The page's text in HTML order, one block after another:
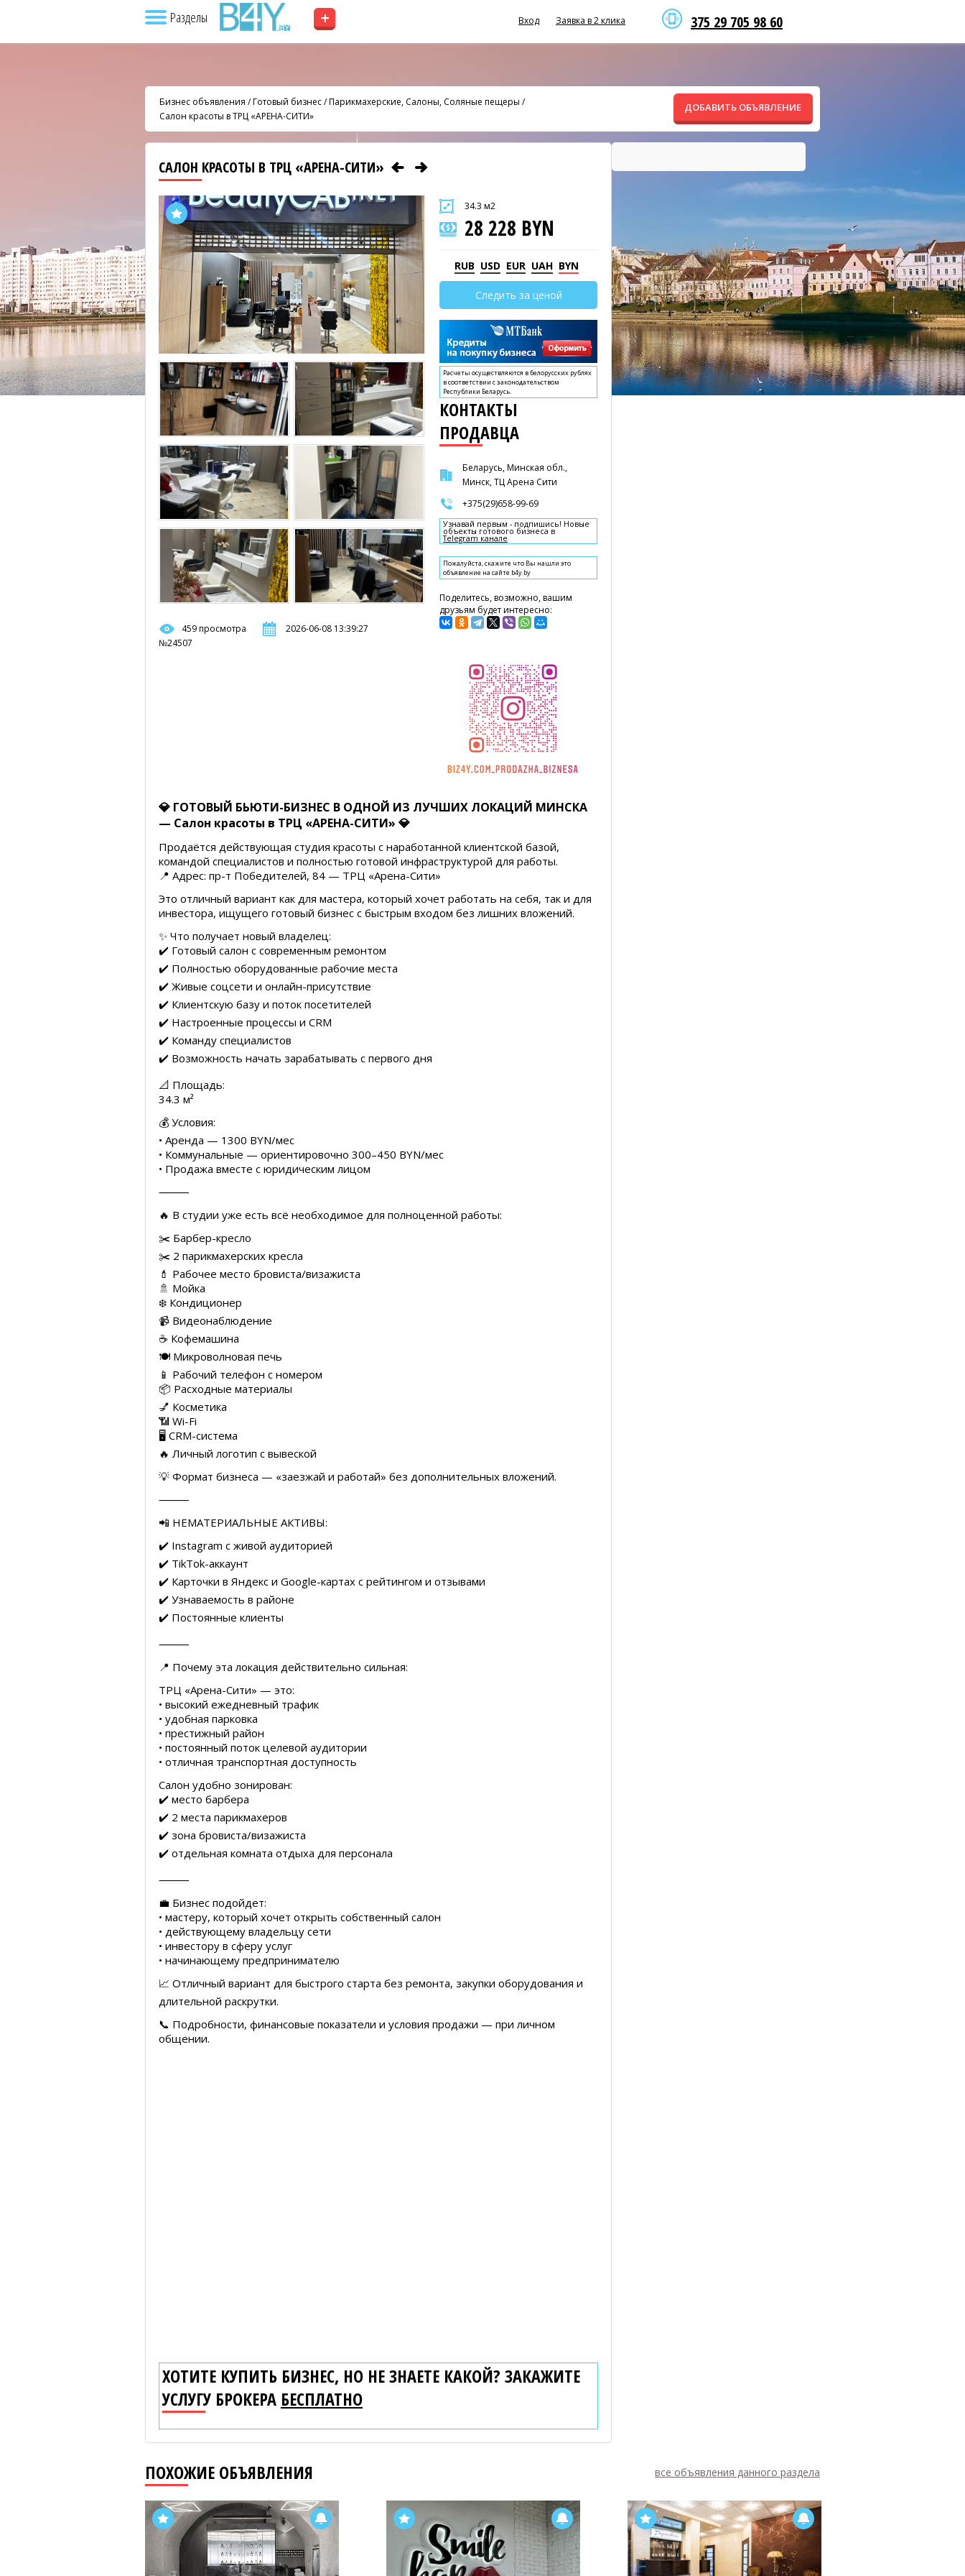
Разделы + 375 29 705 98 60
Вход Заявка в 2 клика
Бизнес объявления /Готовый бизнес/Парикмахерские, Салоны, Соляные пещеры /
Салон красоты в ТРЦ «АРЕНА-СИТИ»
ДОБАВИТЬ ОБЪЯВЛЕНИЕ
САЛОН КРАСОТЫ В ТРЦ «АРЕНА-СИТИ»
459 просмотра
2026-06-08 13:39:27
№24507
34.3 м2
28 228 BYN
RUB USD EUR UAH BYN
Следить за ценой
Расчеты осуществляются в белорусских рублях
в соответствии с законодательством
Республики Беларусь.
КОНТАКТЫ
ПРОДАВЦА
Беларусь, Минская обл.,
Минск, ТЦ Арена Сити
+375(29)658-99-69
Узнавай первым - подпишись! Новые
объекты готового бизнеса в
Telegram канале
Пожалуйста, скажите что Вы нашли это
объявление на сайте b4y.by
Поделитесь, возможно, вашим
друзьям будет интересно:
💎 ГОТОВЫЙ БЬЮТИ-БИЗНЕС В ОДНОЙ ИЗ ЛУЧШИХ ЛОКАЦИЙ МИНСКА
— Салон красоты в ТРЦ «АРЕНА-СИТИ» 💎
Продаётся действующая студия красоты с наработанной клиентской базой,
командой специалистов и полностью готовой инфраструктурой для работы.
📍 Адрес: пр-т Победителей, 84 — ТРЦ «Арена-Сити»
Это отличный вариант как для мастера, который хочет работать на себя, так и для
инвестора, ищущего готовый бизнес с быстрым входом без лишних вложений.
✨ Что получает новый владелец:
✔️ Готовый салон с современным ремонтом
✔️ Полностью оборудованные рабочие места
✔️ Живые соцсети и онлайн-присутствие
✔️ Клиентскую базу и поток посетителей
✔️ Настроенные процессы и CRM
✔️ Команду специалистов
✔️ Возможность начать зарабатывать с первого дня
📐 Площадь:
34.3 м²
💰 Условия:
• Аренда — 1300 BYN/мес
• Коммунальные — ориентировочно 300–450 BYN/мес
• Продажа вместе с юридическим лицом
⸻
🔥 В студии уже есть всё необходимое для полноценной работы:
✂️ Барбер-кресло
✂️ 2 парикмахерских кресла
💄 Рабочее место бровиста/визажиста
🚿 Мойка
❄️ Кондиционер
📹 Видеонаблюдение
☕️ Кофемашина
🍽 Микроволновая печь
📱 Рабочий телефон с номером
📦 Расходные материалы
💅 Косметика
📶 Wi-Fi
🖥 CRM-система
🔥 Личный логотип с вывеской
💡 Формат бизнеса — «заезжай и работай» без дополнительных вложений.
⸻
📲 НЕМАТЕРИАЛЬНЫЕ АКТИВЫ:
✔️ Instagram с живой аудиторией
✔️ TikTok-аккаунт
✔️ Карточки в Яндекс и Google-картах с рейтингом и отзывами
✔️ Узнаваемость в районе
✔️ Постоянные клиенты
⸻
📍 Почему эта локация действительно сильная:
ТРЦ «Арена-Сити» — это:
• высокий ежедневный трафик
• удобная парковка
• престижный район
• постоянный поток целевой аудитории
• отличная транспортная доступность
Салон удобно зонирован:
✔️ место барбера
✔️ 2 места парикмахеров
✔️ зона бровиста/визажиста
✔️ отдельная комната отдыха для персонала
⸻
💼 Бизнес подойдет:
• мастеру, который хочет открыть собственный салон
• действующему владельцу сети
• инвестору в сферу услуг
• начинающему предпринимателю
📈 Отличный вариант для быстрого старта без ремонта, закупки оборудования и
длительной раскрутки.
📞 Подробности, финансовые показатели и условия продажи — при личном
общении.
ХОТИТЕ КУПИТЬ БИЗНЕС, НО НЕ ЗНАЕТЕ КАКОЙ? ЗАКАЖИТЕ
УСЛУГУ БРОКЕРА БЕСПЛАТНО
ПОХОЖИЕ ОБЪЯВЛЕНИЯ все объявления данного раздела